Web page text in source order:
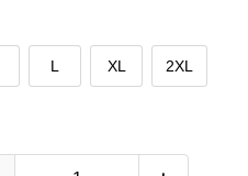
L XL 2XL